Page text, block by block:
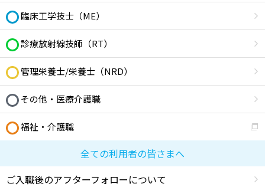
臨床工学技士（ME）
診療放射線技師（RT）
管理栄養士/栄養士（NRD）
その他・医療介護職
福祉・介護職
全ての利用者の皆さまへ
ご入職後のアフターフォローについて